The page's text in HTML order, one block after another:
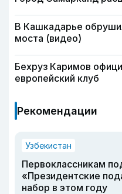
В Кашкадарье
моста (видео)
Бехруз Каримов
европейский клуб
Рекомендации
Узбекистан
Первоклассникам
«Президентские
набор в этом году